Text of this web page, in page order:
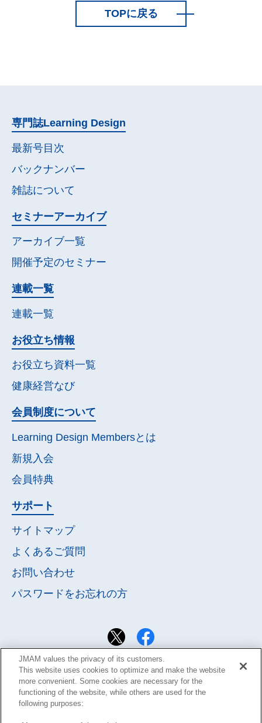
TOPに戻る
専門誌Learning Design
最新号目次
バックナンバー
雑誌について
セミナーアーカイブ
アーカイブ一覧
開催予定のセミナー
連載一覧
連載一覧
お役立ち情報
お役立ち資料一覧
健康経営なび
会員制度について
Learning Design Membersとは
新規入会
会員特典
サポート
サイトマップ
よくあるご質問
お問い合わせ
パスワードをお忘れの方
JMAM values the privacy of its customers.
This website uses cookies to optimize and make the website
more convenient. Some cookies are necessary for the
functioning of the website, while others are used for the
following purposes: